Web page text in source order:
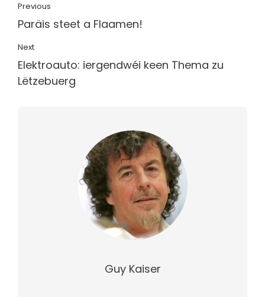
Previous
Paräis steet a Flaamen!
Next
Elektroauto: iergendwéi keen Thema zu
Lëtzebuerg
Guy Kaiser